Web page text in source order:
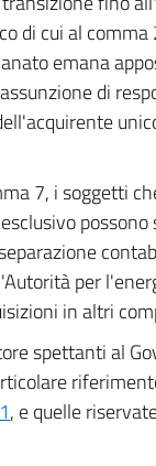
di cui al
emana
di
7, i soggetti
per
in altri
spettanti al
, e quelle